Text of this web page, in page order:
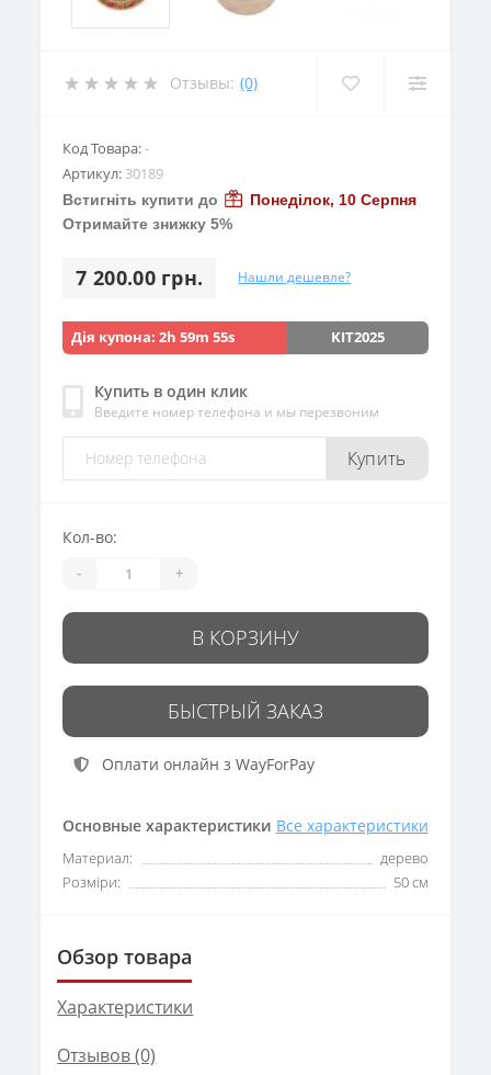
Отзывы: (0)
Код Товара:-
Артикул: 30189
Встигніть купити до
Понеділок, 10 Серпня
Отримайте знижку 5%
7 200.00 грн. Нашли дешевле?
Дія купона:2h 59m 53s KIT2025
Купить в один клик
Введите номер телефона и мы перезвоним
Купить
Основные характеристики Все характеристики
Материал:
дерево
Розміри:
50 см
Кол-во:
- +
В КОРЗИНУ
БЫСТРЫЙ ЗАКАЗ
Оплати онлайн з WayForPay
Обзор товара
Характеристики
Отзывов (0)